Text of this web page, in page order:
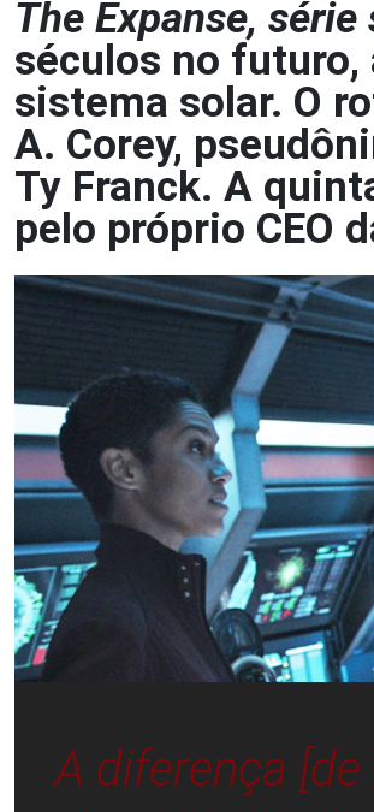
The Expanse,
séculos no futuro,
sistema solar. O
A. Corey,
Ty Franck. A
pelo próprio CEO
A diferença [de